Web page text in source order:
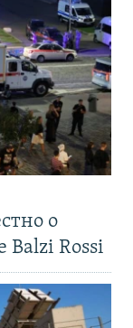
о
Balzi Rossi